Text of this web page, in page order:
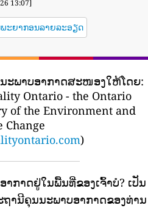
13:07]
ພະຍາກອນລາຍລະອຽດ
ະພາບອາກາດສະໜອງໃຫ້ໂດຍ:
Ontario - the Ontario
of the Environment and
Change
)
ກາດຢູ່ໃນພື້ນທີ່ຂອງເຈົ້າບໍ? ເປັນ
ານີຄຸນນະພາບອາກາດຂອງທ່ານ